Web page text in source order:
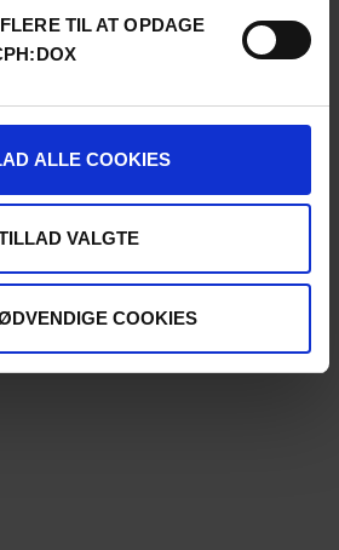
TIL AT OPDAGE
ALLE COOKIES
VALGTE
COOKIES